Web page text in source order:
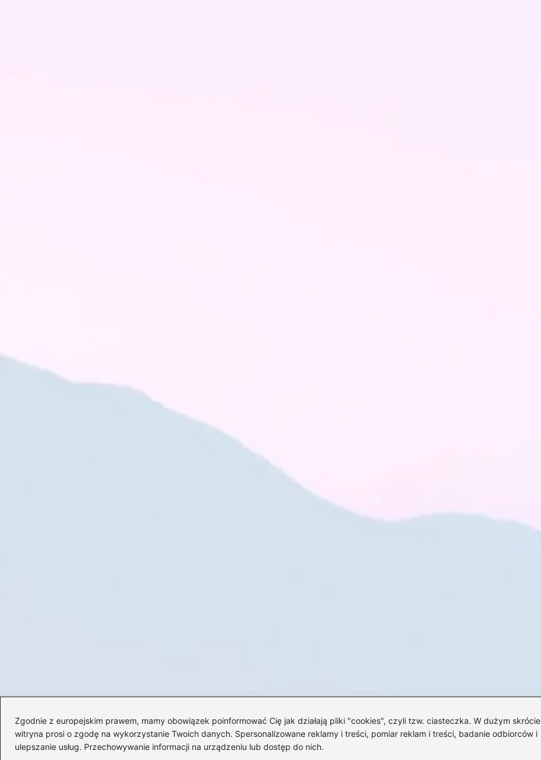
Zgodnie z europejskim prawem, mamy obowiązek poinformować Cię jak działają pliki "cookies", czyli tzw. ciasteczka. W dużym skrócie
witryna prosi o zgodę na wykorzystanie Twoich danych. Spersonalizowane reklamy i treści, pomiar reklam i treści, badanie odbiorców i
ulepszanie usług. Przechowywanie informacji na urządzeniu lub dostęp do nich.